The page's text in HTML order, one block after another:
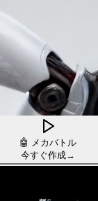
🤖 メカバトル
今すぐ作成→